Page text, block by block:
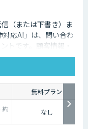
（または下書き）ま
応AI」は、問い合わ
トです。顧客情報・
作成し、自動送信か
無料プラン
約 なし